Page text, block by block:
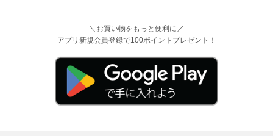
＼お買い物をもっと便利に／
アプリ新規会員登録で100ポイントプレゼント！